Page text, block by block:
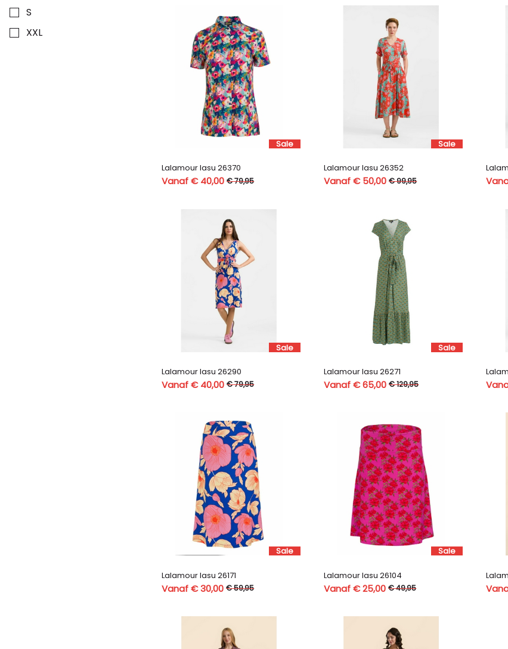
S
XXL
Sale
Lalamour lasu 26370
Vanaf € 40,00 € 79,95
Sale
Lalamour lasu 26352
Vanaf € 50,00 € 99,95
Sale
Lalamour lasu 26290
Vanaf € 40,00 € 79,95
Sale
Lalamour lasu 26271
Vanaf € 65,00 € 129,95
Sale
Lalamour lasu 26171
Vanaf € 30,00 € 59,95
Sale
Lalamour lasu 26104
Vanaf € 25,00 € 49,95